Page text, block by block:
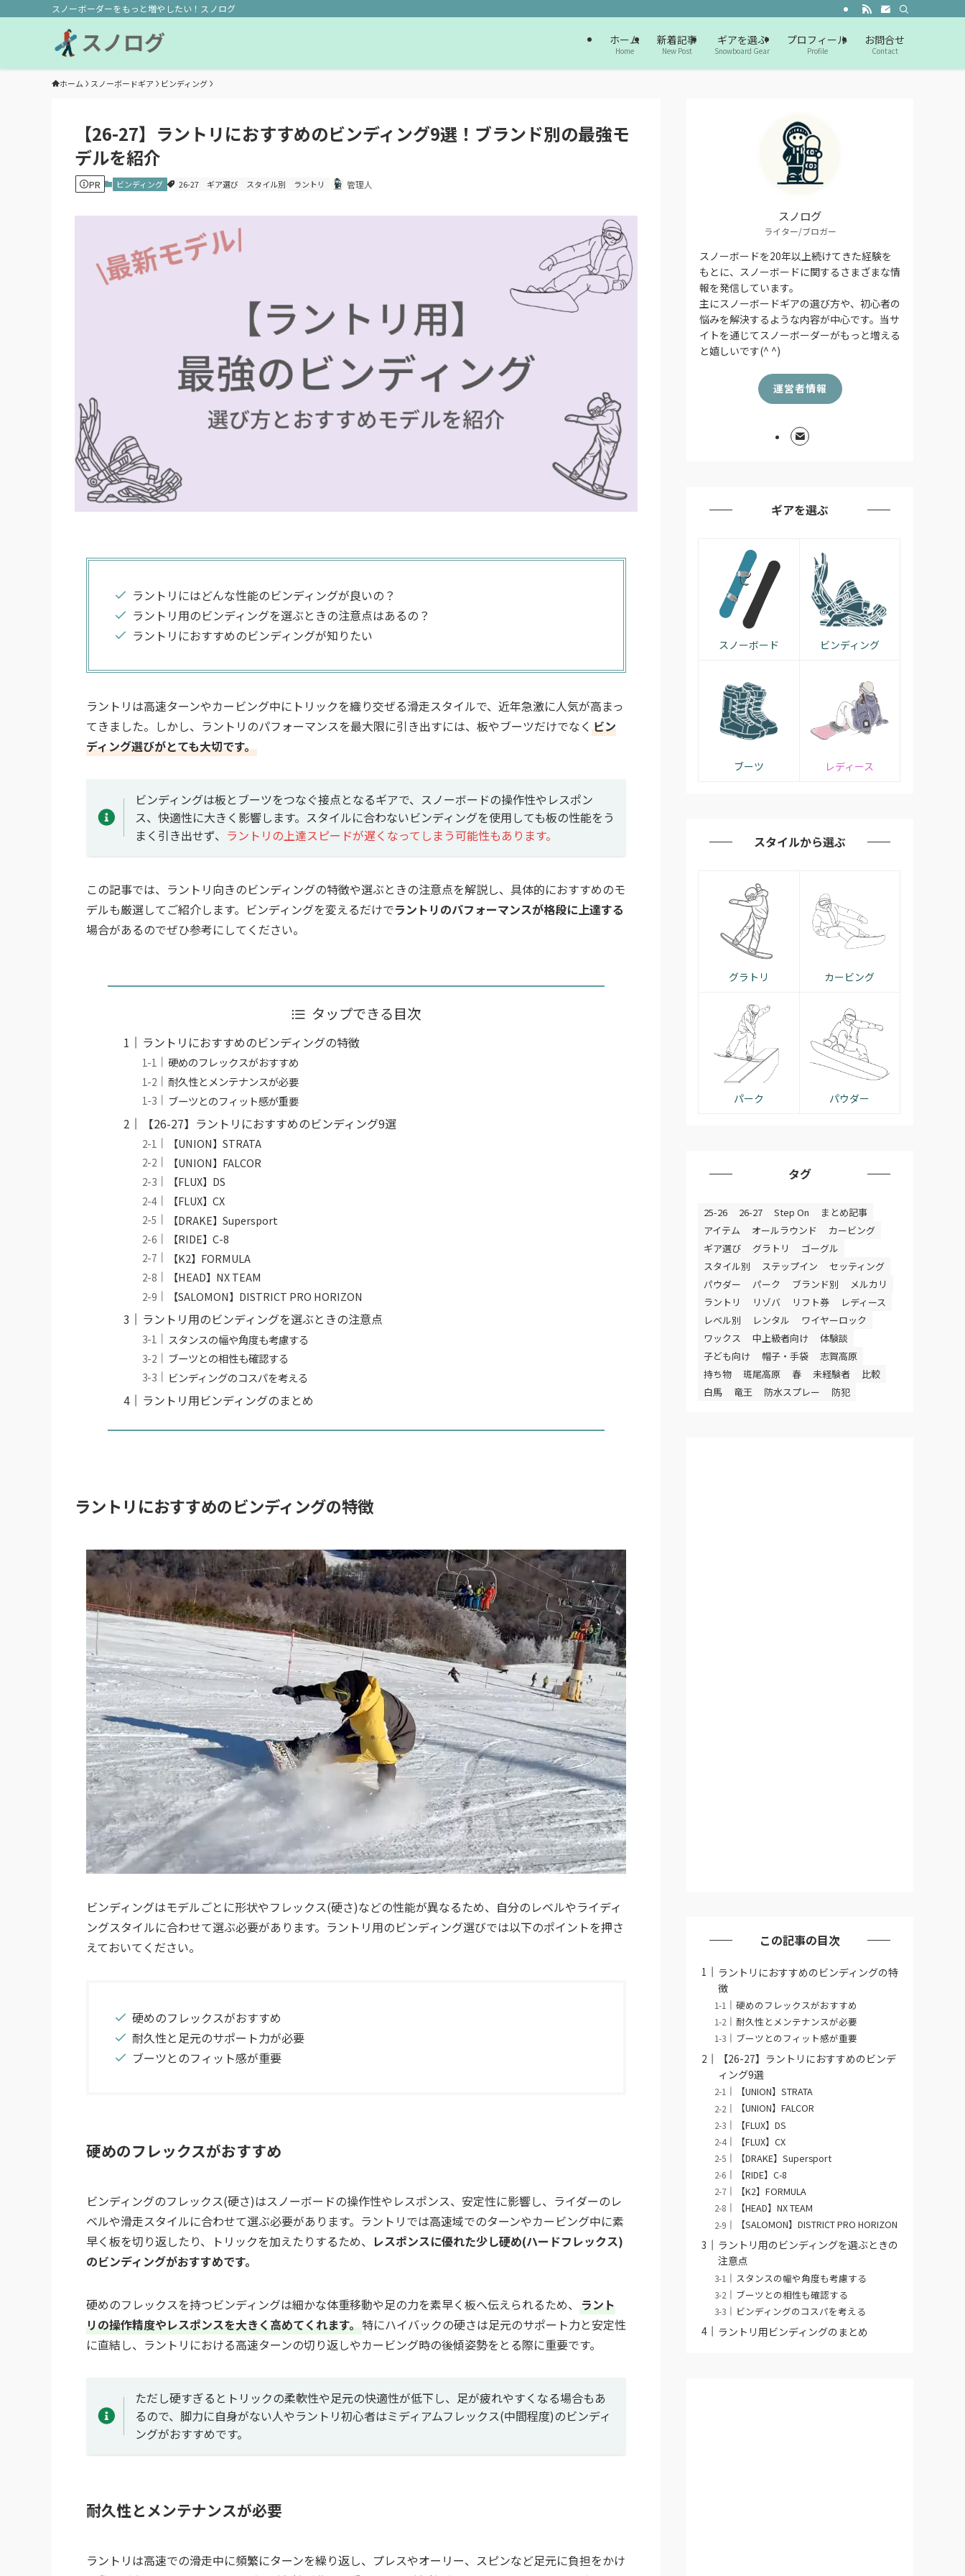
スノーボーダーをもっと増やしたい！スノログ
ホーム
Home
新着記事
New Post
ギアを選ぶ
Snowboard Gear
プロフィール
Profile
お問合せ
Contact
ホーム スノーボードギア ビンディング
【26-27】ラントリにおすすめのビンディング9選！ブランド別の最強モ
デルを紹介
PR ビンディング 26-27 ギア選び スタイル別 ラントリ 管理人
ラントリにはどんな性能のビンディングが良いの？
ラントリ用のビンディングを選ぶときの注意点はあるの？
ラントリにおすすめのビンディングが知りたい
ラントリは高速ターンやカービング中にトリックを織り交ぜる滑走スタイルで、近年急激に人気が高まっ
てきました。しかし、ラントリのパフォーマンスを最大限に引き出すには、板やブーツだけでなく ビン
ディング選びがとても大切です。
ビンディングは板とブーツをつなぐ接点となるギアで、スノーボードの操作性やレスポン
ス、快適性に大きく影響します。スタイルに合わないビンディングを使用しても板の性能をう
まく引き出せず、 ラントリの上達スピードが遅くなってしまう可能性もあります。
この記事では、ラントリ向きのビンディングの特徴や選ぶときの注意点を解説し、具体的におすすめのモ
デルも厳選してご紹介します。ビンディングを変えるだけでラントリのパフォーマンスが格段に上達する
場合があるのでぜひ参考にしてください。
タップできる目次
ラントリにおすすめのビンディングの特徴
硬めのフレックスがおすすめ
耐久性とメンテナンスが必要
ブーツとのフィット感が重要
【26-27】ラントリにおすすめのビンディング9選
【UNION】STRATA
【UNION】FALCOR
【FLUX】DS
【FLUX】CX
【DRAKE】Supersport
【RIDE】C-8
【K2】FORMULA
【HEAD】NX TEAM
【SALOMON】DISTRICT PRO HORIZON
ラントリ用のビンディングを選ぶときの注意点
スタンスの幅や角度も考慮する
ブーツとの相性も確認する
ビンディングのコスパを考える
ラントリ用ビンディングのまとめ
ラントリにおすすめのビンディングの特徴
ビンディングはモデルごとに形状やフレックス(硬さ)などの性能が異なるため、自分のレベルやライディ
ングスタイルに合わせて選ぶ必要があります。ラントリ用のビンディング選びでは以下のポイントを押さ
えておいてください。
硬めのフレックスがおすすめ
耐久性と足元のサポート力が必要
ブーツとのフィット感が重要
硬めのフレックスがおすすめ
ビンディングのフレックス(硬さ)はスノーボードの操作性やレスポンス、安定性に影響し、ライダーのレ
ベルや滑走スタイルに合わせて選ぶ必要があります。ラントリでは高速域でのターンやカービング中に素
早く板を切り返したり、トリックを加えたりするため、 レスポンスに優れた少し硬め(ハードフレックス)
のビンディングがおすすめです。
硬めのフレックスを持つビンディングは細かな体重移動や足の力を素早く板へ伝えられるため、 ラント
リの操作精度やレスポンスを大きく高めてくれます。 特にハイバックの硬さは足元のサポート力と安定性
に直結し、ラントリにおける高速ターンの切り返しやカービング時の後傾姿勢をとる際に重要です。
ただし硬すぎるとトリックの柔軟性や足元の快適性が低下し、足が疲れやすくなる場合もあ
るので、脚力に自身がない人やラントリ初心者はミディアムフレックス(中間程度)のビンディ
ングがおすすめです。
耐久性とメンテナンスが必要
ラントリは高速での滑走中に頻繁にターンを繰り返し、プレスやオーリー、スピンなど足元に負担をかけ
スノログ
ライター/ブロガー
スノーボードを20年以上続けてきた経験を
もとに、スノーボードに関するさまざまな情
報を発信しています。
主にスノーボードギアの選び方や、初心者の
悩みを解決するような内容が中心です。当サ
イトを通じてスノーボーダーがもっと増える
と嬉しいです(^ ^)
運営者情報
ギアを選ぶ
スノーボード ビンディング
ブーツ レディース
スタイルから選ぶ
グラトリ カービング
パーク パウダー
タグ
25-26 26-27 Step On
まとめ記事
アイテム
オールラウンド
カービング
ギア選び
グラトリ
ゴーグル
スタイル別
ステップイン
セッティング
パウダー
パーク ブランド別
メルカリ
ラントリ
リゾバ リフト券
レディース
レベル別
レンタル
ワイヤーロック
ワックス
中上級者向け
体験談
子ども向け
帽子・手袋
志賀高原
持ち物
斑尾高原 春 未経験者
比較
白馬
竜王 防水スプレー 防犯
この記事の目次
ラントリにおすすめのビンディングの特
徴
硬めのフレックスがおすすめ
耐久性とメンテナンスが必要
ブーツとのフィット感が重要
【26-27】ラントリにおすすめのビンデ
ィング9選
【UNION】STRATA
【UNION】FALCOR
【FLUX】DS
【FLUX】CX
【DRAKE】Supersport
【RIDE】C-8
【K2】FORMULA
【HEAD】NX TEAM
【SALOMON】DISTRICT PRO HORIZON
ラントリ用のビンディングを選ぶときの
注意点
スタンスの幅や角度も考慮する
ブーツとの相性も確認する
ビンディングのコスパを考える
ラントリ用ビンディングのまとめ